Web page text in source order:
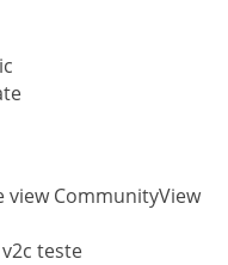
CommunityView
teste